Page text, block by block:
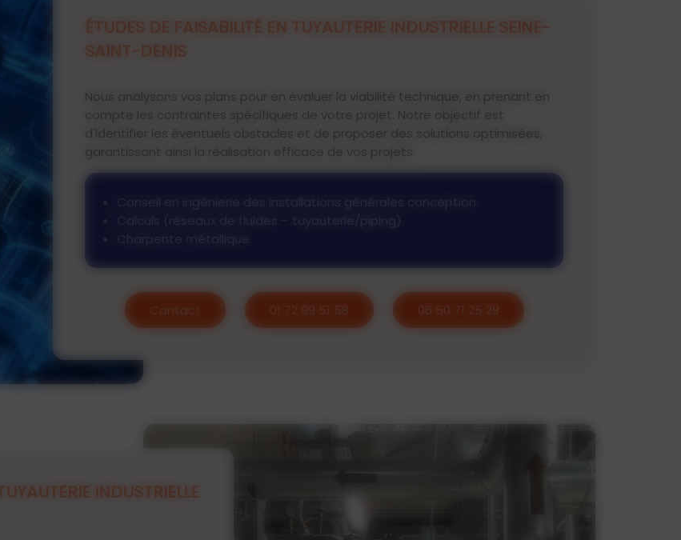
ÉTUDES DE FAISABILITÉ EN TUYAUTERIE INDUSTRIELLE SEINE-
SAINT-DENIS
Nous analysons vos plans pour en évaluer la viabilité technique, en prenant en
compte les contraintes spécifiques de votre projet. Notre objectif est
d'identifier les éventuels obstacles et de proposer des solutions optimisées,
garantissant ainsi la réalisation efficace de vos projets.
Contact
INDUSTRIELLE